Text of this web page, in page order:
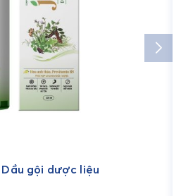
gội dược liệu